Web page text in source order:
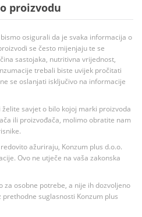
proizvodu
osigurali da je svaka informacija o
se često mijenjaju te se
sastojaka, nutritivna vrijednost,
trebali biste uvijek pročitati
se oslanjati isključivo na informacije
savjet o bilo kojoj marki proizvoda
ili proizvođača, molimo obratite nam
ažuriraju, Konzum plus d.o.o.
Ovo ne utječe na vaša zakonska
za osobne potrebe, a nije ih dozvoljeno
suglasnosti Konzum plus